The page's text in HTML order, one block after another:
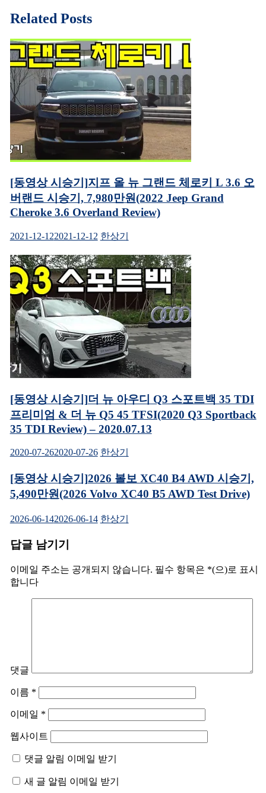
림)
하
세
요.
창
에
서
열
림)
게
션
Related Posts
[동영상 시승기]지프 올 뉴 그랜드 체로키 L 3.6 오
버랜드 시승기, 7,980만원(2022 Jeep Grand
Cheroke 3.6 Overland Review)
2021-12-122021-12-12 한상기
[동영상 시승기]더 뉴 아우디 Q3 스포트백 35 TDI
프리미엄 & 더 뉴 Q5 45 TFSI(2020 Q3 Sportback
35 TDI Review) – 2020.07.13
2020-07-262020-07-26 한상기
[동영상 시승기]2026 볼보 XC40 B4 AWD 시승기,
5,490만원(2026 Volvo XC40 B5 AWD Test Drive)
2026-06-142026-06-14 한상기
답글 남기기
이메일 주소는 공개되지 않습니다. 필수 항목은 *(으)로 표시
합니다
댓글
이름 *
이메일 *
웹사이트
댓글 알림 이메일 받기
새 글 알림 이메일 받기